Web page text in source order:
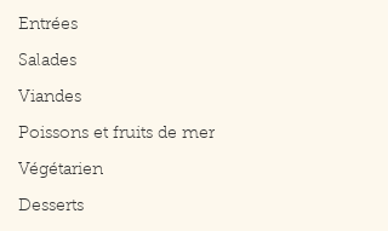
Entrées
Salades
Viandes
Poissons et fruits de mer
Végétarien
Desserts